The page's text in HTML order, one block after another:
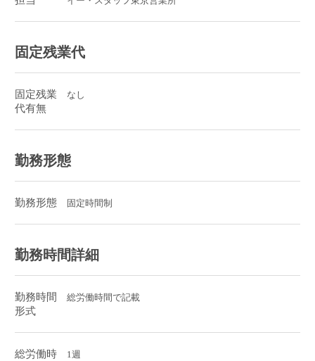
固定残業代
固定残業
代有無
なし
勤務形態
勤務形態 固定時間制
勤務時間詳細
勤務時間
形式
総労働時間で記載
総労働時
1週